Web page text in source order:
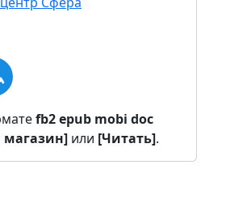
fb2epub mobi doc
магазин] или [Читать].